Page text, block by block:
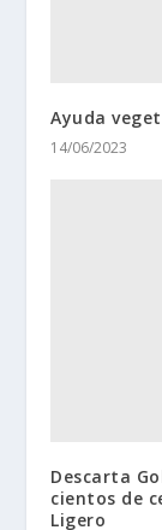
Ayuda
14/06/2023
Descarta
cientos de
Ligero